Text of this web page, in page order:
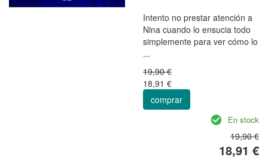
Intento no prestar atención a
Nina cuando lo ensucia todo
simplemente para ver cómo lo
...
19,90 €
18,91 €
comprar
En stock
19,90 €
18,91 €